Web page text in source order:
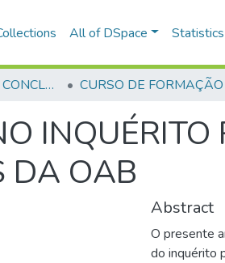
All of DSpace Statistics
TRABALHOS DE CONCLUSÃO DE CURSO - CFP (CURSO DE FORMAÇÃO DE PRAÇAS)
DA OAB
Abstract
O presente
do inquérito